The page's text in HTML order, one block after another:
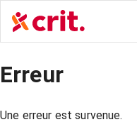
Erreur
Une erreur est survenue.